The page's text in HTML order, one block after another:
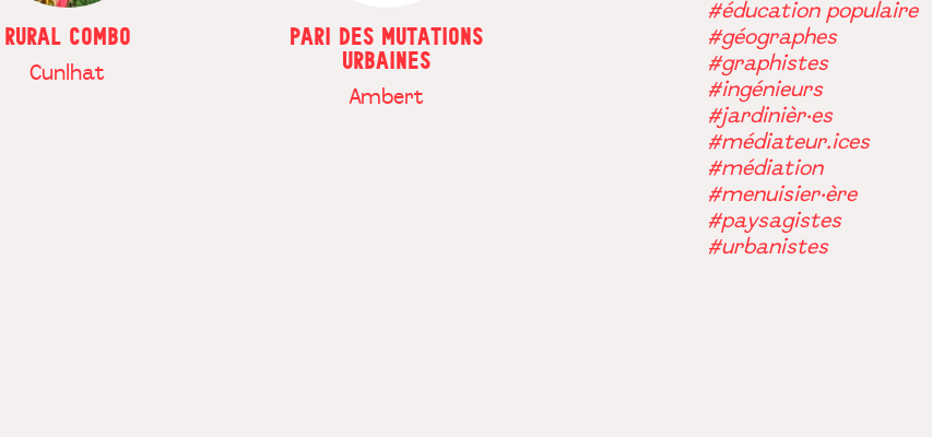
RURAL COMBO
Cunlhat
PARI DES MUTATIONS
URBAINES
Ambert
#éducation populaire
#géographes
#graphistes
#ingénieurs
#jardinièr·es
#médiateur.ices
#médiation
#menuisier·ère
#paysagistes
#urbanistes